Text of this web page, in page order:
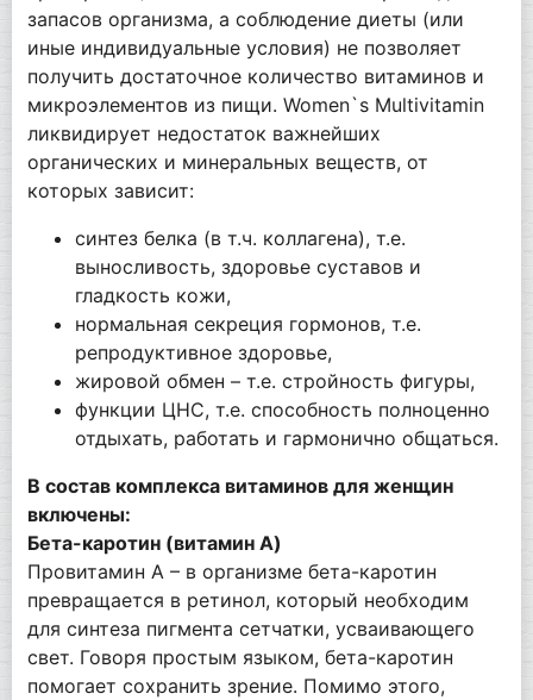
запасов организма, а соблюдение диеты (или
иные индивидуальные условия) не позволяет
получить достаточное количество витаминов и
микроэлементов из пищи. Women`s Multivitamin
ликвидирует недостаток важнейших
органических и минеральных веществ, от
которых зависит:
синтез белка (в т.ч. коллагена), т.е.
выносливость, здоровье суставов и
гладкость кожи,
нормальная секреция гормонов, т.е.
репродуктивное здоровье,
жировой обмен – т.е. стройность фигуры,
функции ЦНС, т.е. способность полноценно
отдыхать, работать и гармонично общаться.
В состав комплекса витаминов для женщин
включены:
Бета-каротин (витамин A)
Провитамин А – в организме бета-каротин
превращается в ретинол, который необходим
для синтеза пигмента сетчатки, усваивающего
свет. Говоря простым языком, бета-каротин
помогает сохранить зрение. Помимо этого,